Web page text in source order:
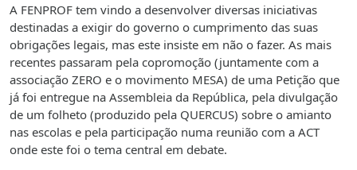
A FENPROF tem vindo a desenvolver diversas iniciativas
destinadas a exigir do governo o cumprimento das suas
obrigações legais, mas este insiste em não o fazer. As mais
recentes passaram pela copromoção (juntamente com a
associação ZERO e o movimento MESA) de uma Petição que
já foi entregue na Assembleia da República, pela divulgação
de um folheto (produzido pela QUERCUS) sobre o amianto
nas escolas e pela participação numa reunião com a ACT
onde este foi o tema central em debate.